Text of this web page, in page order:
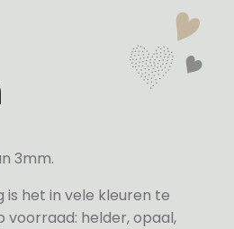
3mm.
is het in vele kleuren te
voorraad: helder, opaal,